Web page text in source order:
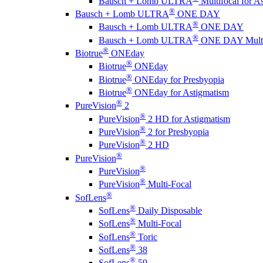
Bausch + Lomb ULTRA® ONE DAY
Bausch + Lomb ULTRA® ONE DAY
Bausch + Lomb ULTRA® ONE DAY
Biotrue® ONEday
Biotrue® ONEday
Biotrue® ONEday for Presbyopia
Biotrue® ONEday for Astigmatism
PureVision® 2
PureVision® 2 HD for Astigmatism
PureVision® 2 for Presbyopia
PureVision® 2 HD
PureVision®
PureVision®
PureVision® Multi-Focal
SofLens®
SofLens® Daily Disposable
SofLens® Multi-Focal
SofLens® Toric
SofLens® 38
®